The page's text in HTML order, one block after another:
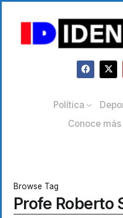
Política
Conoce más
Browse Tag
Profe Roberto